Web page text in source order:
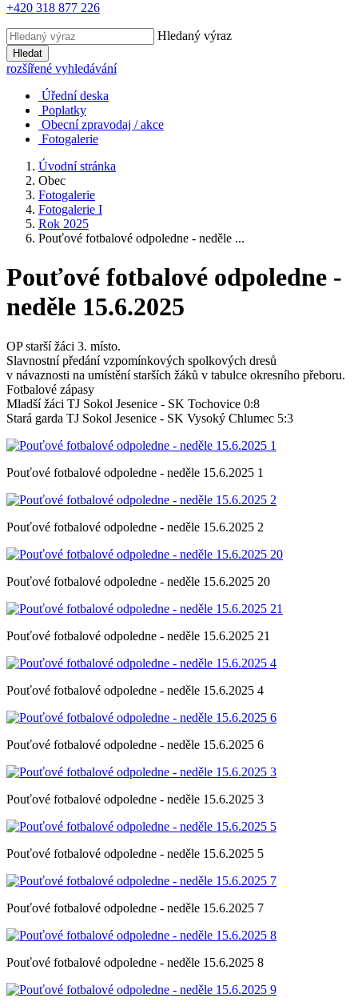
+420 318 877 226
Hledaný výraz
Hledat
rozšířené vyhledávání
Úřední deska
Poplatky
Obecní zpravodaj / akce
Fotogalerie
Úvodní stránka
Obec
Fotogalerie
Fotogalerie I
Rok 2025
Pouťové fotbalové odpoledne - neděle ...
Pouťové fotbalové odpoledne -
neděle 15.6.2025
OP starší žáci 3. místo.
Slavnostní předání vzpomínkových spolkových dresů
v návaznosti na umístění starších žáků v tabulce okresního přeboru.
Fotbalové zápasy
Mladší žáci TJ Sokol Jesenice - SK Tochovice 0:8
Stará garda TJ Sokol Jesenice - SK Vysoký Chlumec 5:3
Pouťové fotbalové odpoledne - neděle 15.6.2025 1
Pouťové fotbalové odpoledne - neděle 15.6.2025 2
Pouťové fotbalové odpoledne - neděle 15.6.2025 20
Pouťové fotbalové odpoledne - neděle 15.6.2025 21
Pouťové fotbalové odpoledne - neděle 15.6.2025 4
Pouťové fotbalové odpoledne - neděle 15.6.2025 6
Pouťové fotbalové odpoledne - neděle 15.6.2025 3
Pouťové fotbalové odpoledne - neděle 15.6.2025 5
Pouťové fotbalové odpoledne - neděle 15.6.2025 7
Pouťové fotbalové odpoledne - neděle 15.6.2025 8